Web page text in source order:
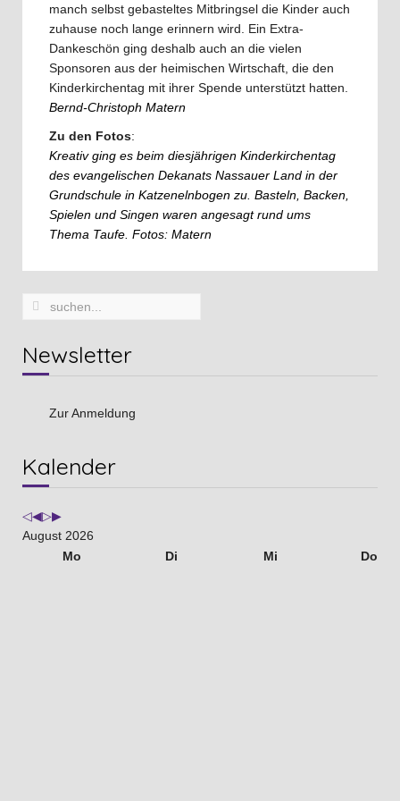
manch selbst gebasteltes Mitbringsel die Kinder auch
zuhause noch lange erinnern wird. Ein Extra-
Dankeschön ging deshalb auch an die vielen
Sponsoren aus der heimischen Wirtschaft, die den
Kinderkirchentag mit ihrer Spende unterstützt hatten.
Bernd-Christoph Matern
Zu den Fotos:
Kreativ ging es beim diesjährigen Kinderkirchentag
des evangelischen Dekanats Nassauer Land in der
Grundschule in Katzenelnbogen zu. Basteln, Backen,
Spielen und Singen waren angesagt rund ums
Thema Taufe. Fotos: Matern
Newsletter
Zur Anmeldung
Kalender
Jahr
Monat
JahrMonat
August 2026
Mo
Di Mi Do